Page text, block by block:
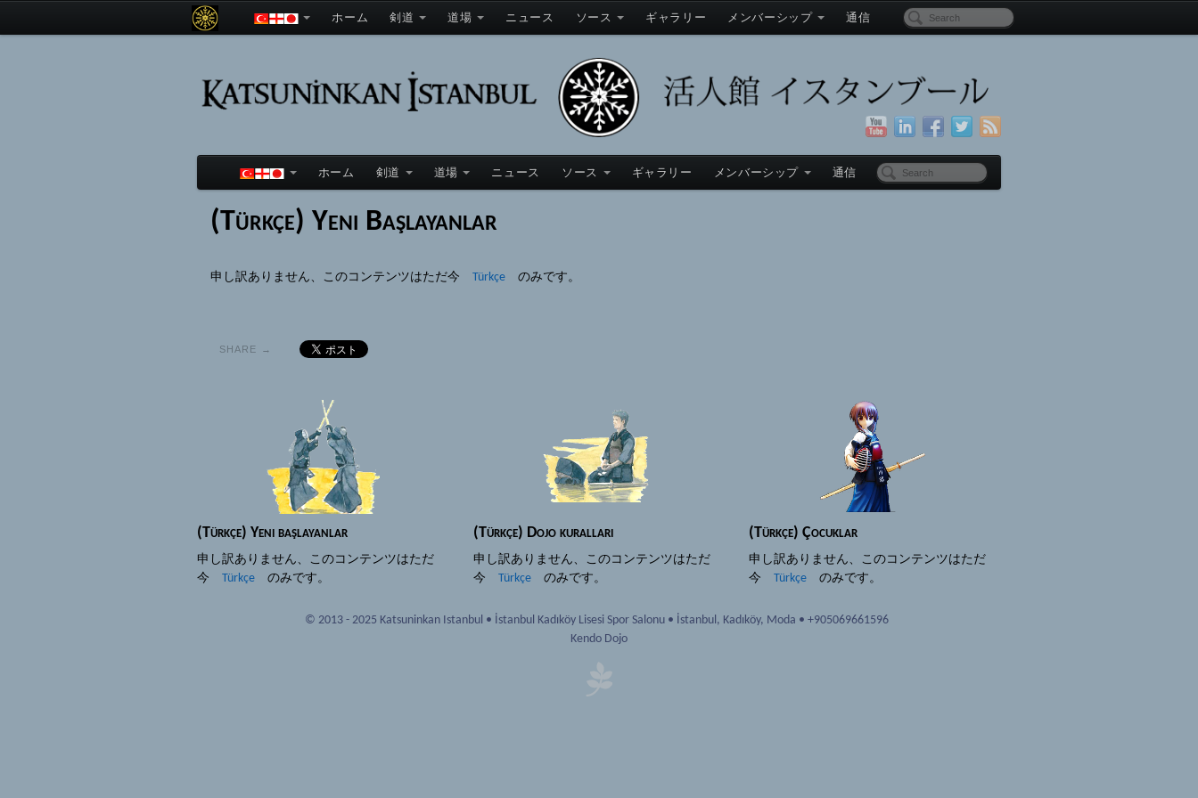
ホーム 剣道 道場 ニュース ソース ギャラリー メンバーシップ 通信
ホーム 剣道 道場 ニュース ソース ギャラリー メンバーシップ 通信
(Türkçe) Yeni Başlayanlar
申し訳ありません、このコンテンツはただ今 Türkçe のみです。
SHARE →
(Türkçe) Yeni başlayanlar
申し訳ありません、このコンテンツはただ
今 Türkçe のみです。
(Türkçe) Dojo kuralları
申し訳ありません、このコンテンツはただ
今 Türkçeのみです。
(Türkçe) Çocuklar
申し訳ありません、このコンテンツはただ
今Türkçe のみです。
© 2013 - 2025 Katsuninkan Istanbul • İstanbul Kadıköy Lisesi Spor Salonu • İstanbul, Kadıköy, Moda • +905069661596
Kendo Dojo